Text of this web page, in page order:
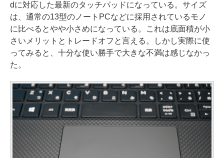
dに対応した最新のタッチパッドになっている。サイズ
は、通常の13型のノートPCなどに採用されているモノ
に比べるとやや小さめになっている。これは底面積が小
さいメリットとトレードオフと言える。しかし実際に使
ってみると、十分な使い勝手で大きな不満は感じなかっ
た。